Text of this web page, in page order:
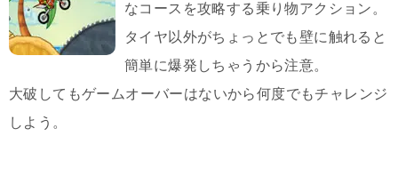
なコースを攻略する乗り物アクション。
タイヤ以外がちょっとでも壁に触れると
簡単に爆発しちゃうから注意。
大破してもゲームオーバーはないから何度でもチャレンジ
しよう。